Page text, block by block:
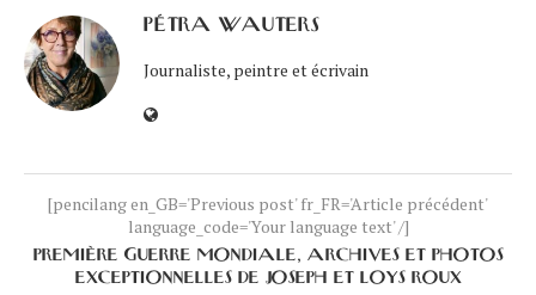
PÉTRA WAUTERS
Journaliste, peintre et écrivain
[pencilang en_GB='Previous post' fr_FR='Article précédent'
language_code='Your language text' /]
PREMIÈRE GUERRE MONDIALE, ARCHIVES ET PHOTOS
EXCEPTIONNELLES DE JOSEPH ET LOYS ROUX